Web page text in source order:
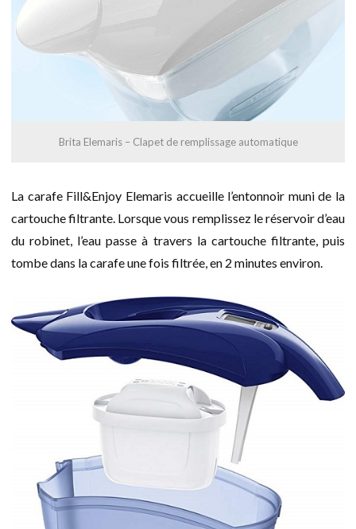
Brita Elemaris – Clapet de remplissage automatique
La carafe Fill&Enjoy Elemaris accueille l’entonnoir muni de la
cartouche filtrante. Lorsque vous remplissez le réservoir d’eau
du robinet, l’eau passe à travers la cartouche filtrante, puis
tombe dans la carafe une fois filtrée, en 2 minutes environ.